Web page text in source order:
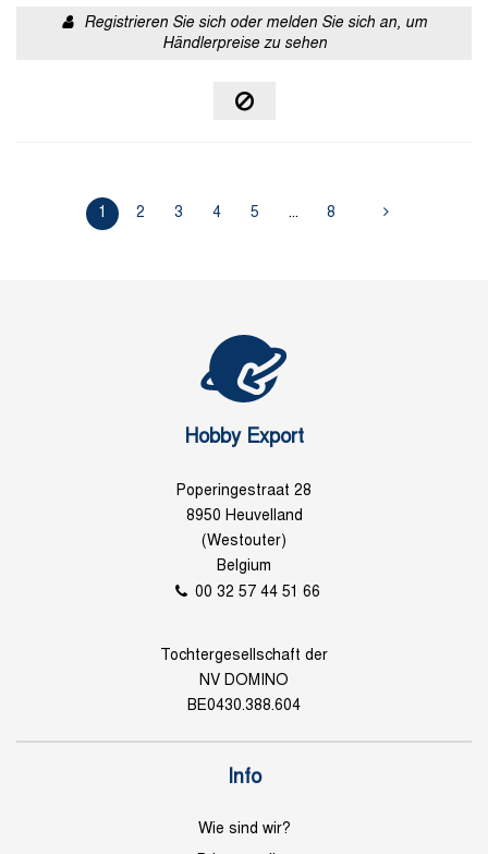
Registrieren Sie sich oder melden Sie sich an, um
Händlerpreise zu sehen
1 2 3 4 5 ... 8
Hobby Export
Poperingestraat 28
8950 Heuvelland
(Westouter)
Belgium
00 32 57 44 51 66
Tochtergesellschaft der
NV DOMINO
BE0430.388.604
Info
Wie sind wir?